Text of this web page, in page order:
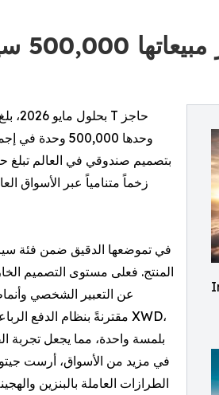
المنتج. فعلى مستوى التصميم
عن التعبير الشخصي
الطرازات العاملة بالبنزين